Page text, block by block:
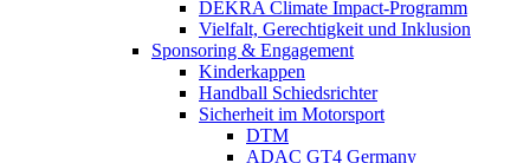
DEKRA Climate Impact-Programm
Vielfalt, Gerechtigkeit und Inklusion​
Sponsoring & Engagement
Kinderkappen
Handball Schiedsrichter
Sicherheit im Motorsport
DTM
ADAC GT4 Germany